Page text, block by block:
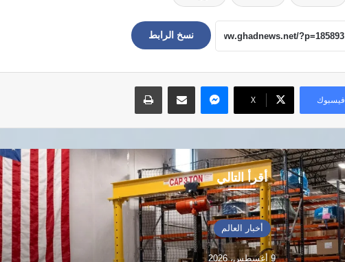
نسخ الرابط
فيسبوك ‫X
ماسنجر مشاركة عبر البريد طباعة
أقرأ التالي
تونس
9 أغسطس، 2026